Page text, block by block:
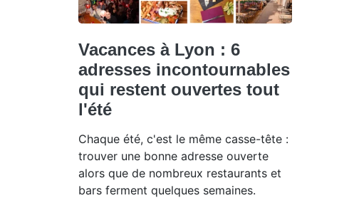
Vacances à Lyon : 6
adresses incontournables
qui restent ouvertes tout
l'été
Chaque été, c'est le même casse-tête :
trouver une bonne adresse ouverte
alors que de nombreux restaurants et
bars ferment quelques semaines.